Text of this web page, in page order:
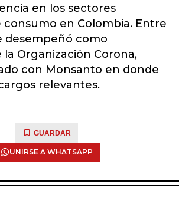
en los sectores
consumo en Colombia. Entre
desempeñó como
Organización Corona,
con Monsanto en donde
relevantes.
GUARDAR
UNIRSE A WHATSAPP